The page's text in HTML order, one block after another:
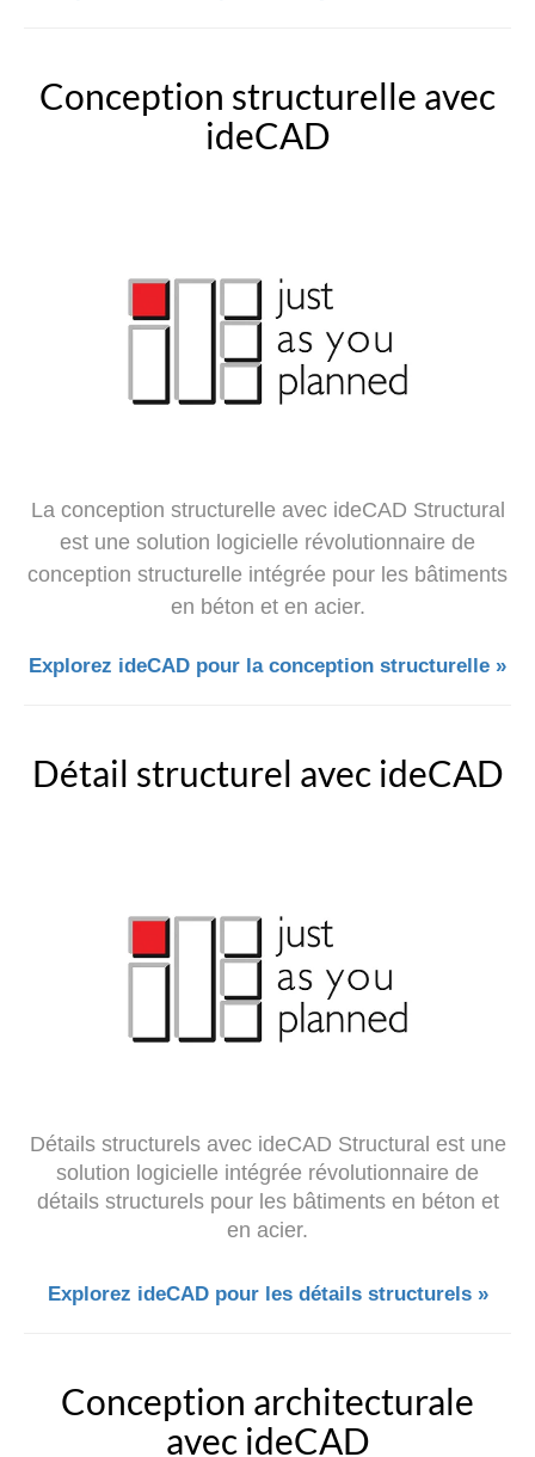
Conception structurelle avec
ideCAD
La conception structurelle avec ideCAD Structural
est une solution logicielle révolutionnaire de
conception structurelle intégrée pour les bâtiments
en béton et en acier.
Explorez ideCAD pour la conception structurelle »
Détail structurel avec ideCAD
Détails structurels avec ideCAD Structural est une
solution logicielle intégrée révolutionnaire de
détails structurels pour les bâtiments en béton et
en acier.
Explorez ideCAD pour les détails structurels »
Conception architecturale
avec ideCAD